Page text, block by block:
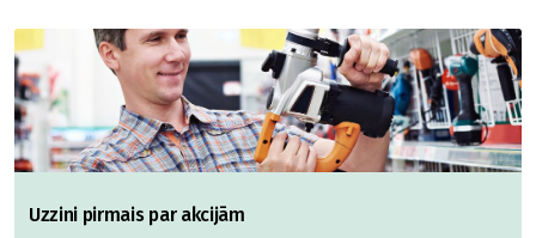
Uzzini pirmais par akcijām